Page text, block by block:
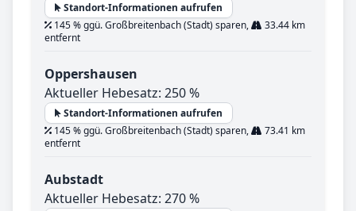
Standort-Informationen aufrufen
145 % ggü. Großbreitenbach (Stadt) sparen,
33.44 km
entfernt
Oppershausen
Aktueller Hebesatz: 250 %
Standort-Informationen aufrufen
145 % ggü. Großbreitenbach (Stadt) sparen,
73.41 km
entfernt
Aubstadt
Aktueller Hebesatz: 270 %